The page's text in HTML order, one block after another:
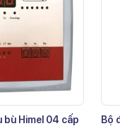
bù Himel 04 cấp
Bộ